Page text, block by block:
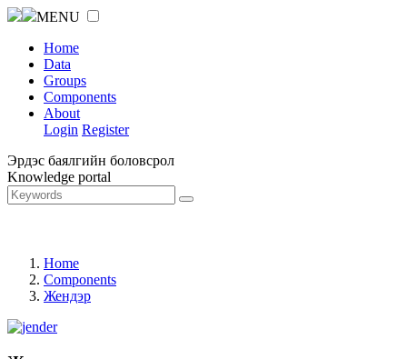
MENU
Home
Data
Groups
Components
About
Login Register
Эрдэс баялгийн боловсрол
Knowledge portal
Home
Components
Жендэр